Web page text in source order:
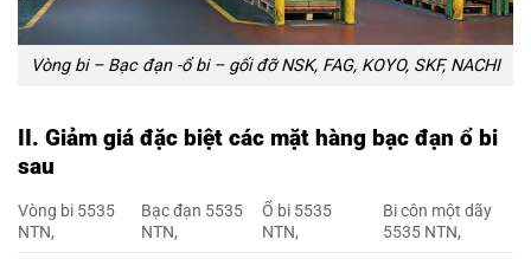
Vòng bi – Bạc đạn -ổ bi – gối đỡ NSK, FAG, KOYO, SKF, NACHI
II. Giảm giá đặc biệt các mặt hàng bạc đạn ổ bi
sau
Vòng bi 5535
NTN,
Bạc đạn 5535
NTN,
Ổ bi 5535
NTN,
Bi côn một dãy
5535 NTN,